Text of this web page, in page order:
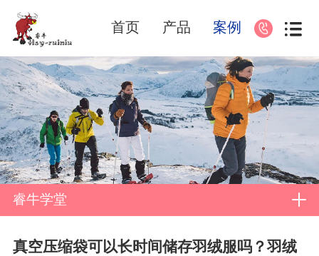
首页 产品 案例
睿牛学堂
真空压缩袋可以长时间储存羽绒服吗？羽绒